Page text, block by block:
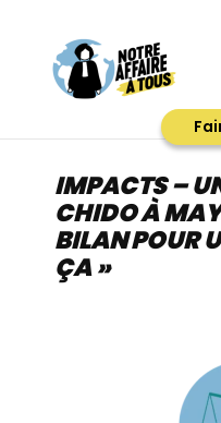
contenu
IMPACTS –
CHIDO À
BILAN POUR
ÇA »